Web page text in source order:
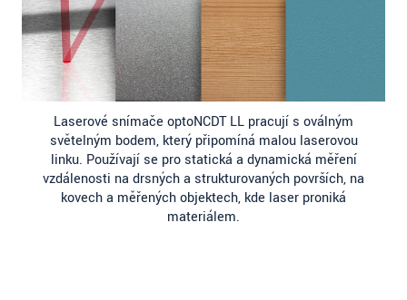
Laserové snímače optoNCDT LL pracují s oválným
světelným bodem, který připomíná malou laserovou
linku. Používají se pro statická a dynamická měření
vzdálenosti na drsných a strukturovaných površích, na
kovech a měřených objektech, kde laser proniká
materiálem.